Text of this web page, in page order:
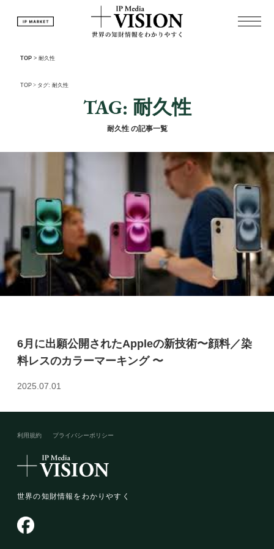
TOP > 耐久性
TOP > タグ: 耐久性
TAG: 耐久性
耐久性 の記事一覧
6月に出願公開されたAppleの新技術〜顔料／染
料レスのカラーマーキング 〜
2025.07.01
利用規約 プライバシーポリシー​
世界の知財情報をわかりやすく